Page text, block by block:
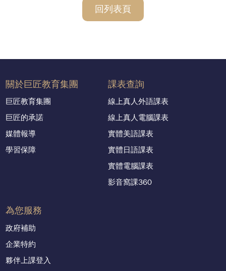
回列表頁
關於巨匠教育集團
巨匠教育集團
巨匠的承諾
媒體報導
學習保障
課表查詢
線上真人外語課表
線上真人電腦課表
實體美語課表
實體日語課表
實體電腦課表
影音窩課360
為您服務
政府補助
企業特約
夥伴上課登入